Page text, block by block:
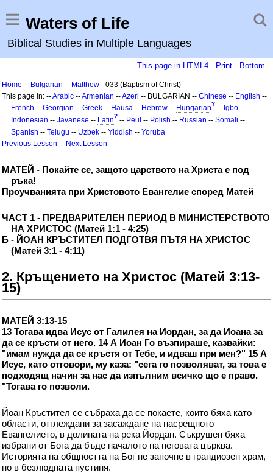
Waters of Life
Biblical Studies in Multiple Languages
This page in HTML4 - Print - Bottom
Home -- Bulgarian -- Matthew - 033 (Baptism of Christ)
This page in: --Arabic --Armenian --Azeri -- BULGARIAN -- Chinese -- English --
French -- Georgian -- Greek -- Hausa -- Hebrew -- Hungarian? -- Igbo --
Indonesian -- Javanese -- Latin? -- Peul -- Polish -- Russian -- Somali --
Spanish -- Telugu -- Uzbek -- Yiddish -- Yoruba
Previous Lesson -- Next Lesson
МАТЕЙ - Покайте се, защото царството на Христа е под
ръка!
Проучванията при Христовото Евангелие според Матей
ЧАСТ 1 - ПРЕДВАРИТЕЛЕН ПЕРИОД В МИНИСТЕРСТВОТО
НА ХРИСТОС (Матей 1:1 - 4:25)
Б - ЙОАН КРЪСТИТЕЛ ПОДГОТВЯ ПЪТЯ НА ХРИСТОС
(Матей 3:1 - 4:11)
2. Кръщението на Христос (Матей 3:13-
15)
МАТЕЙ 3:13-15
13 Тогава идва Исус от Галилея на Иордан, за да Иоана за
да се кръсти от него. 14 А Иоан Го възпираше, казвайки:
"имам нужда да се кръстя от Тебе, и идваш при мен?" 15 А
Исус, като отговори, му каза: "сега го позволяват, за това е
подходящ начин за нас да изпълним всичко що е право.
"Тогава го позволи.
Йоан Кръстител се събраха да се покаете, които бяха като
области, отглеждани за засаждане на насрещното
Евангелието, в долината на река Йордан. Съкрушен бяха
избрани от Бога да бъде началото на неговата църква.
Историята на общността на Бог не започне в грандиозен храм,
но в безлюдната пустиня.